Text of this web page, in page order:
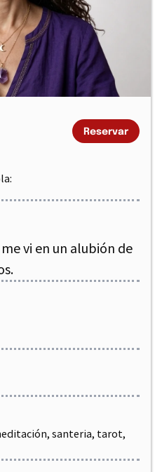
Reservar
vi en un alubión de
santeria, tarot,